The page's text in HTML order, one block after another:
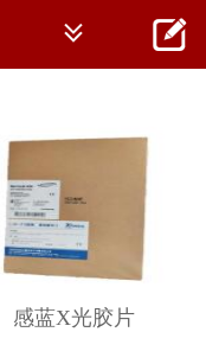
 首页
医疗资讯
 
感蓝X光胶片